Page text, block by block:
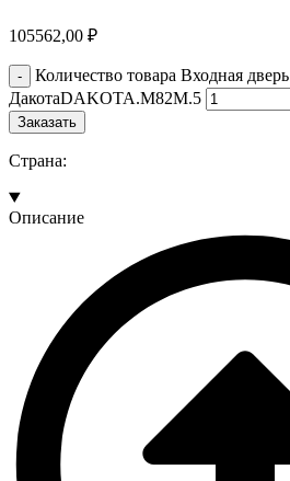
105562,00 ₽
Количество товара Входная дверь
ДакотаDAKOTA.M82M.5
Заказать
Страна:
Описание